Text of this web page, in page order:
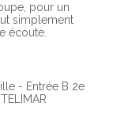
pour un
simplement
écoute.
- Entrée B 2e